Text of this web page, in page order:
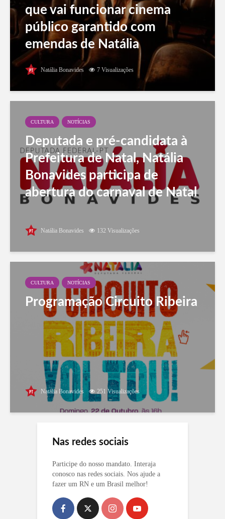
que vai funcionar cinema
público garantido com
emendas de Natália
Bonavides
Natália Bonavides 7 Visualizações
CULTURA NOTÍCIAS
Deputada e pré-candidata à
Prefeitura de Natal, Natália
Bonavides participa de
abertura do carnaval de Natal
Natália Bonavides 132 Visualizações
CULTURA NOTÍCIAS
Programação Circuito Ribeira
Natália Bonavides 251 Visualizações
Nas redes sociais
Participe do nosso mandato. Interaja
conosco nas redes sociais. Nos ajude a
fazer um RN e um Brasil melhor!